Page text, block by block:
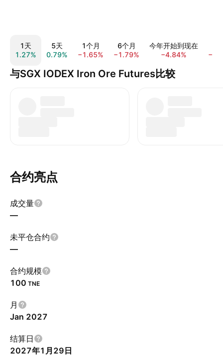
1天
1.27%
5天
0.79%
1个月
−1.65%
6个月
−1.79%
今年开始到现在
−4.84%
与SGX IODEX Iron Ore Futures比较
合约亮点
成交量
—
未平仓合约
—
合约规模
100 TNE
月
Jan 2027
结算日
2027年1月29日